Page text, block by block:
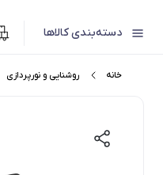
دسته‌بندی کالاها
خانه روشنایی و نورپردازی